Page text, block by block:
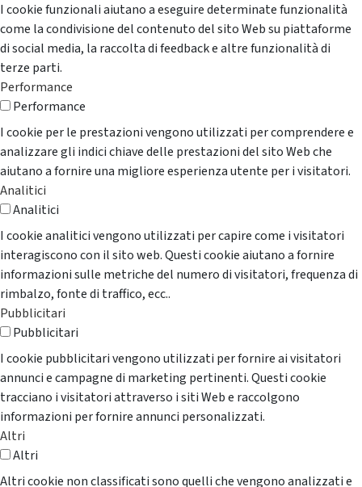
I cookie funzionali aiutano a eseguire determinate funzionalità
come la condivisione del contenuto del sito Web su piattaforme
di social media, la raccolta di feedback e altre funzionalità di
terze parti.
Performance
Performance
I cookie per le prestazioni vengono utilizzati per comprendere e
analizzare gli indici chiave delle prestazioni del sito Web che
aiutano a fornire una migliore esperienza utente per i visitatori.
Analitici
Analitici
I cookie analitici vengono utilizzati per capire come i visitatori
interagiscono con il sito web. Questi cookie aiutano a fornire
informazioni sulle metriche del numero di visitatori, frequenza di
rimbalzo, fonte di traffico, ecc..
Pubblicitari
Pubblicitari
I cookie pubblicitari vengono utilizzati per fornire ai visitatori
annunci e campagne di marketing pertinenti. Questi cookie
tracciano i visitatori attraverso i siti Web e raccolgono
informazioni per fornire annunci personalizzati.
Altri
Altri
Altri cookie non classificati sono quelli che vengono analizzati e